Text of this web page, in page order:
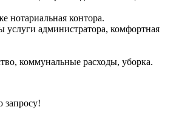
нотариальная контора.
услуги администратора, комфортная
коммунальные расходы, уборка.